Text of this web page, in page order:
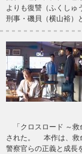
よりも復讐（ふくしゅ
刑事・磯貝（横山裕）
「クロスロード ～救
された。 本作は、救
警察官らの正義と成長